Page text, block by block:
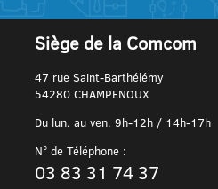
Siège de la Comcom
47 rue Saint-Barthélémy
54280 CHAMPENOUX
Du lun. au ven. 9h-12h / 14h-17h
N° de Téléphone :
03 83 31 74 37